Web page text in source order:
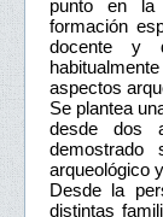
punto en la
formación
docente y
aspectos
Se plantea
desde dos
arqueológico
Desde la
distintas